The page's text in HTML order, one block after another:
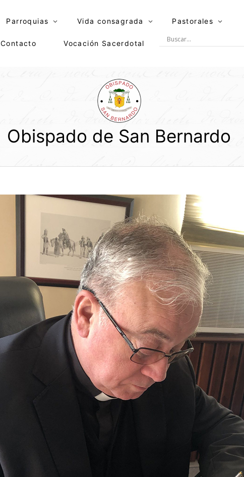
Parroquias Vida consagrada Pastorales
Contacto Vocación Sacerdotal
Obispado de San Bernardo